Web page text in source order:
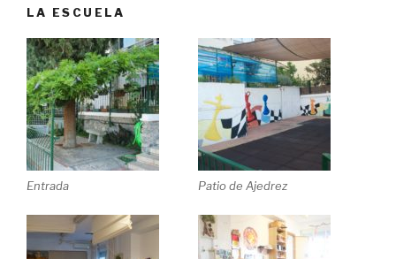
LA ESCUELA
Entrada Patio de Ajedrez